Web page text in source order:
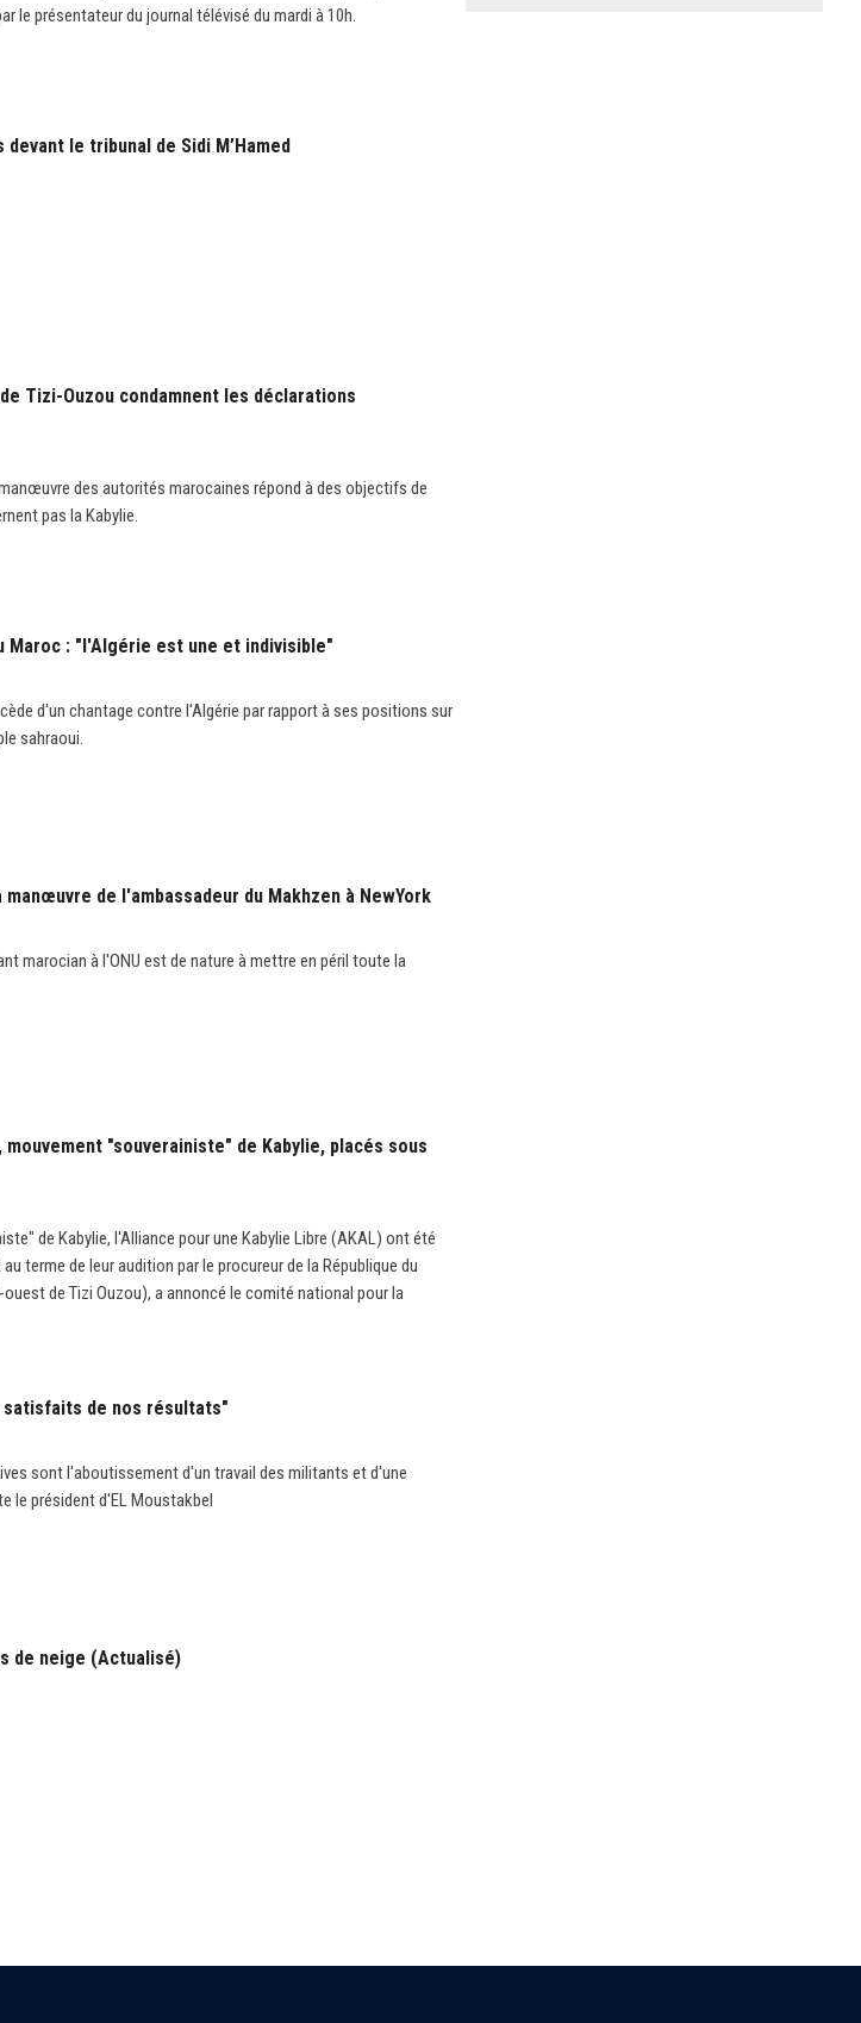
le présentateur du journal télévisé du mardi à 10h.
le tribunal de Sidi M’Hamed
Tizi-Ouzou condamnent les déclarations
des autorités marocaines répond à des objectifs de
pas la Kabylie.
Maroc : "l'Algérie est une et indivisible"
d'un chantage contre l'Algérie par rapport à ses positions sur
sahraoui.
de l'ambassadeur du Makhzen à NewYork
marocian à l'ONU est de nature à mettre en péril toute la
"souverainiste" de Kabylie, placés sous
de Kabylie, l'Alliance pour une Kabylie Libre (AKAL) ont été
terme de leur audition par le procureur de la République du
ouest de Tizi Ouzou), a annoncé le comité national pour la
satisfaits de nos résultats"
sont l'aboutissement d'un travail des militants et d'une
le président d'EL Moustakbel
de neige (Actualisé)